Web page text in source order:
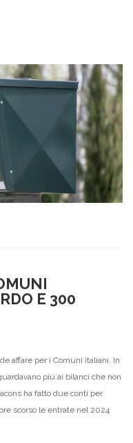
E 300
affare per i Comuni italiani. In
più ai bilanci che non
ha fatto due conti per
scorso le entrate nel 2024